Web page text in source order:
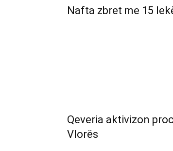
Nafta zbret me 15
Qeveria aktivizon
Vlorës